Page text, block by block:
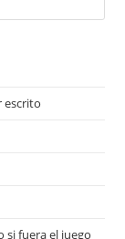
escrito
si fuera el juego